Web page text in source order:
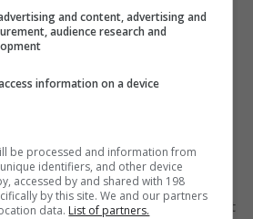
pour chaque poste en France
exigences spécifiques pour le
Il est donc important de
chaque offre à laquelle vous
exige une expérience avec
comme le système de
utilisent, veillez à inclure cette
si applicable. De plus, si l’hôtel met
and content, advertising and
audience research and
information on a device
be processed and information from
identifiers, and other device
accessed by and shared with 198
by this site. We and our partners
data. List of partners.